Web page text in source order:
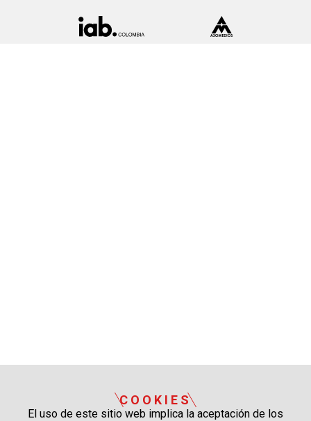
COOKIES
El uso de este sitio web implica la aceptación de los